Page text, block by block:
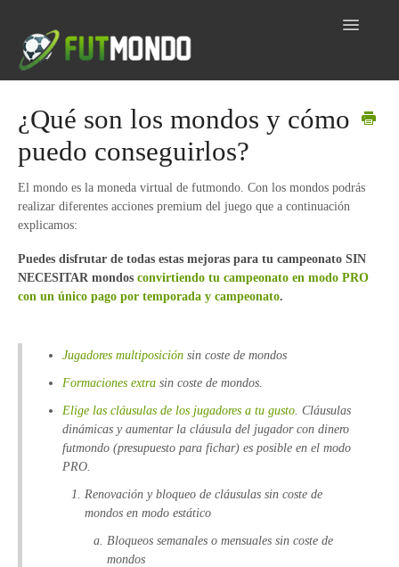
Toggle
Inicio
Dudas por tema
¿Qué son los mondos y cómo
puedo conseguirlos?
El mondo es la moneda virtual de futmondo. Con los mondos podrás
realizar diferentes acciones premium del juego que a continuación
explicamos:
Puedes disfrutar de todas estas mejoras para tu campeonato SIN
NECESITAR mondos convirtiendo tu campeonato en modo PRO
con un único pago por temporada y campeonato.
Jugadores multiposición sin coste de mondos
Formaciones extra sin coste de mondos.
Elige las cláusulas de los jugadores a tu gusto . Cláusulas
dinámicas y aumentar la cláusula del jugador con dinero
futmondo (presupuesto para fichar) es posible en el modo
PRO.
Renovación y bloqueo de cláusulas sin coste de
mondos en modo estático
Bloqueos semanales o mensuales sin coste de
mondos